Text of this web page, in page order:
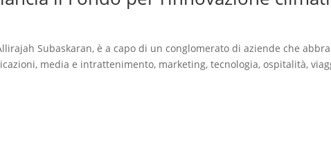
Subaskaran, è a capo di un conglomerato di aziende che
media e intrattenimento, marketing, tecnologia, ospitalità,